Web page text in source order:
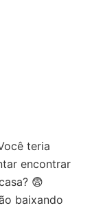
teria
encontrar
😨
baixando